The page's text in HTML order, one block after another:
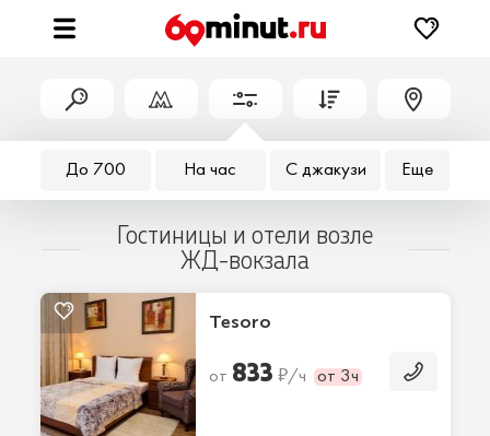
До 700 На час С джакузи Еще
Гостиницы и отели возле
ЖД-вокзала
Tesoro
от 833 ₽/ч от 3ч